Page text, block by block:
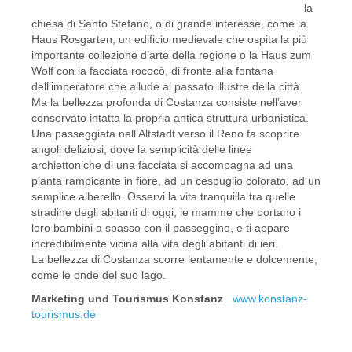
la
chiesa di Santo Stefano, o di grande interesse, come la
Haus Rosgarten, un edificio medievale che ospita la più
importante collezione d’arte della regione o la Haus zum
Wolf con la facciata rococò, di fronte alla fontana
dell’imperatore che allude al passato illustre della città.
Ma la bellezza profonda di Costanza consiste nell’aver
conservato intatta la propria antica struttura urbanistica.
Una passeggiata nell’Altstadt verso il Reno fa scoprire
angoli deliziosi, dove la semplicità delle linee
archiettoniche di una facciata si accompagna ad una
pianta rampicante in fiore, ad un cespuglio colorato, ad un
semplice alberello. Osservi la vita tranquilla tra quelle
stradine degli abitanti di oggi, le mamme che portano i
loro bambini a spasso con il passeggino, e ti appare
incredibilmente vicina alla vita degli abitanti di ieri.
La bellezza di Costanza scorre lentamente e dolcemente,
come le onde del suo lago.
Marketing und Tourismus Konstanz
www.konstanz-
tourismus.de